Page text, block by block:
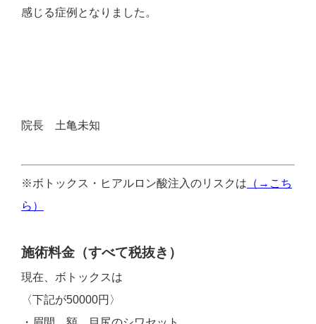
感じる症例となりました。
院長 土亀未知
※ボトックス・ヒアルロン酸注入のリスクは （→こち
ら）
施術料金（すべて税抜き）
現在、ボトックスは
〈下記が50000円〉